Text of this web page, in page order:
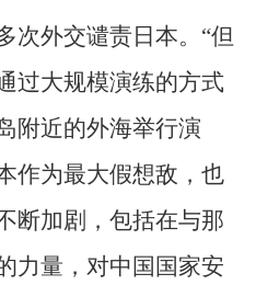
次外交谴责日本。“但
过大规模演练的方式
附近的外海举行演
为最大假想敌，也
断加剧，包括在与那
力量，对中国国家安